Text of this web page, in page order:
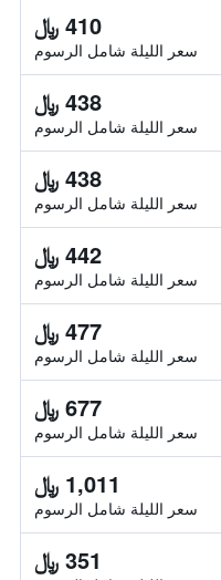
410 ﷼
سعر الليلة شامل الرسوم
438 ﷼
سعر الليلة شامل الرسوم
438 ﷼
سعر الليلة شامل الرسوم
442 ﷼
سعر الليلة شامل الرسوم
477 ﷼
سعر الليلة شامل الرسوم
677 ﷼
سعر الليلة شامل الرسوم
1,011 ﷼
سعر الليلة شامل الرسوم
351 ﷼